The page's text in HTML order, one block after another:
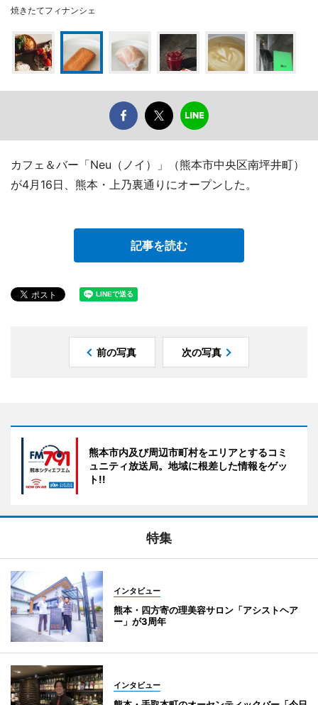
焼きたてフィナンシェ
カフェ＆バー「Neu（ノイ）」（熊本市中央区南坪井町）
が4月16日、熊本・上乃裏通りにオープンした。
記事を読む
前の写真 次の写真
熊本市内及び周辺市町村をエリアとするコミ
ュニティ放送局。地域に根差した情報をゲッ
ト!!
特集
インタビュー
熊本・四方寄の理美容サロン「アシストヘア
ー」が3周年
インタビュー